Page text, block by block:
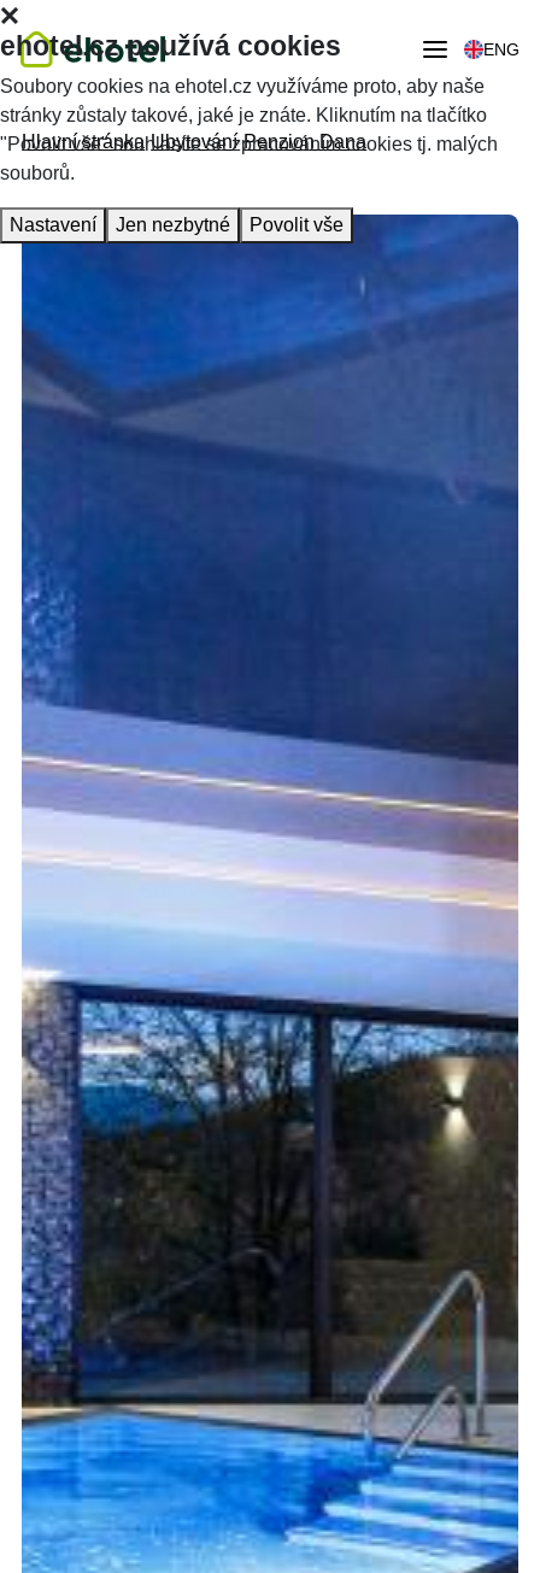
ENG
Hlavní stránka Ubytování Penzion Dana
ehotel.cz používá cookies
Soubory cookies na ehotel.cz využíváme proto, aby naše
stránky zůstaly takové, jaké je znáte. Kliknutím na tlačítko
"Povolit vše" souhlasíte se zpracováním cookies tj. malých
souborů.
Nastavení Jen nezbytné Povolit vše